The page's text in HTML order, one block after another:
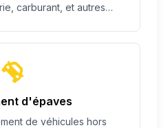
carburant, et autres
d'épaves
de véhicules hors